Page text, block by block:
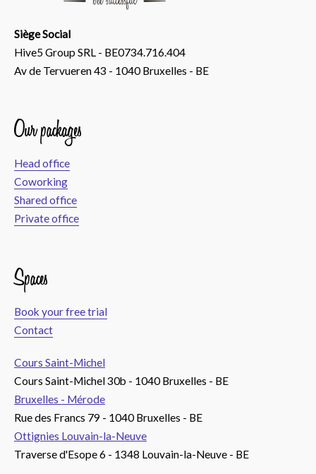
Siège Social
Hive5 Group SRL - BE0734.716.404
Av de Tervueren 43 - 1040 Bruxelles - BE
Our packages
Head office
Coworking
Shared office
Private office
Spaces
Book your free trial
Contact
Cours Saint-Michel
Cours Saint-Michel 30b - 1040 Bruxelles - BE
Bruxelles - Mérode
Rue des Francs 79 - 1040 Bruxelles - BE
Ottignies Louvain-la-Neuve
Traverse d'Esope 6 - 1348 Louvain-la-Neuve - BE